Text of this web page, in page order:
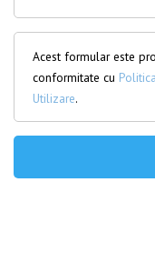
Acest formular este
conformitate cu
Utilizare.